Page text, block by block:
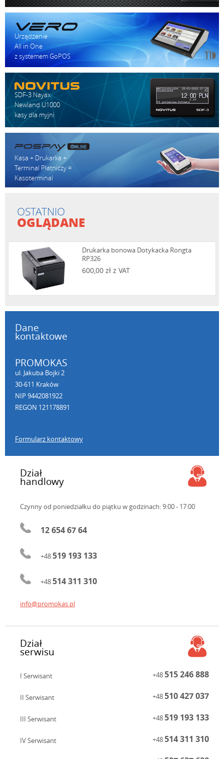
Wilgotność
przechowywania
wyłączeniem
papieru
termicznego)
Wytrzymałość
Mechanizm
termiczny
15 000 000 linii
(około 100 km)
Automatyczny
obcinacz
1 500 000 cięć
Średni czas między
awariami
60 000 000 linii
Urządzenie
All in One
z systemem GoPOS
SDF-3 Nayax
Newland U1000
kasy dla myjni
Kasa + Drukarka +
Terminal Płatniczy =
Kasoterminal
OSTATNIO
OGLĄDANE
Drukarka bonowa Dotykacka Rongta
RP326
600,00 zł z VAT
Dane
kontaktowe
PROMOKAS
ul. Jakuba Bojki 2
30-611 Kraków
NIP 9442081922
REGON 121178891
Formularz kontaktowy
Dział
handlowy
Czynny od poniedziałku do piątku w godzinach: 9:00 - 17:00
12 654 67 64
+48519 193 133
+48514 311 310
info@promokas.pl
Dział
serwisu
I Serwisant +48515 246 888
II Serwisant +48510 427 037
III Serwisant +48519 193 133
IV Serwisant +48514 311 310